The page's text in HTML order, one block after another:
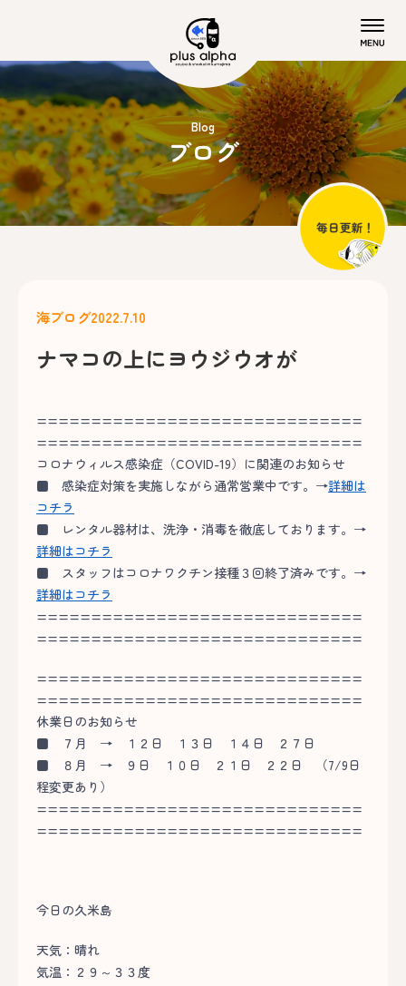
Blog
ブログ
海ブログ2022.7.10
ナマコの上にヨウジウオが
==============================
==============================
コロナウィルス感染症（COVID-19）に関連のお知らせ
■ 感染症対策を実施しながら通常営業中です。→詳細は
コチラ
■ レンタル器材は、洗浄・消毒を徹底しております。→
詳細はコチラ
■ スタッフはコロナワクチン接種３回終了済みです。→
詳細はコチラ
==============================
==============================
==============================
==============================
休業日のお知らせ
■ ７月 → １２日 １３日 １４日 ２７日
■ ８月 → ９日 １０日 ２１日 ２２日
（7/9日
程変更あり）
==============================
==============================
今日の久米島
天気：晴れ
気温：２９～３３度